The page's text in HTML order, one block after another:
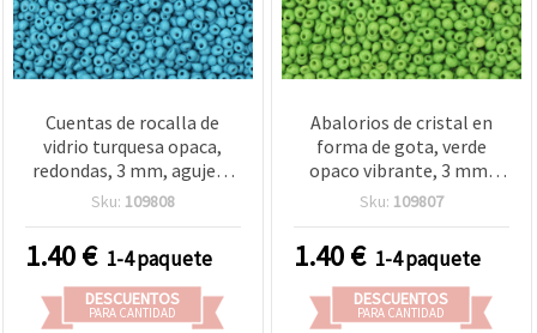
Cuentas de rocalla de
vidrio turquesa opaca,
redondas, 3 mm, agujero
0,8 mm - 10 g (aprox. 260
Sku: 109808
1.40€ 1-4 paquete
DESCUENTOS
PARA CANTIDAD
Abalorios de cristal en
forma de gota, verde
opaco vibrante, 3 mm,
tipo MIYUKI, agujero 0,8
(~260 uds) para bisutería y
manualidades
Sku: 109807
1.40€ 1-4 paquete
DESCUENTOS
PARA CANTIDAD